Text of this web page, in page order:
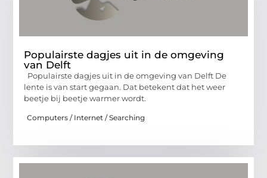
Populairste dagjes uit in de omgeving
van Delft
Populairste dagjes uit in de omgeving van Delft De
lente is van start gegaan. Dat betekent dat het weer
beetje bij beetje warmer wordt.
Computers / Internet / Searching